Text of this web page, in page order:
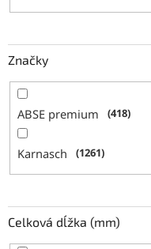
Značky
ABSE premium 418
Karnasch 1261
Celková dĺžka (mm)